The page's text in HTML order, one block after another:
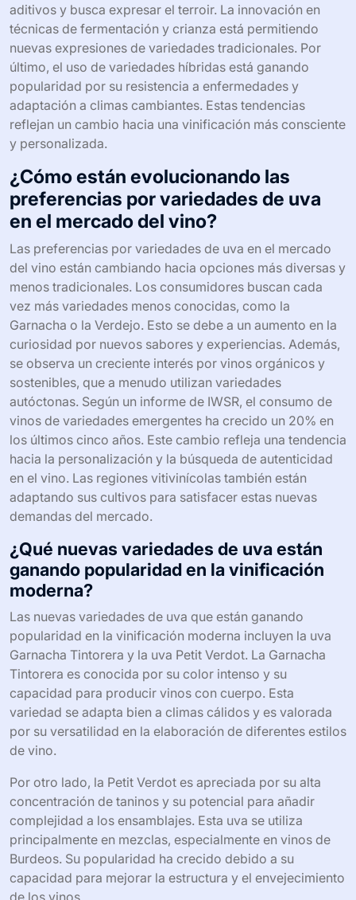
Las tendencias actuales en el uso de variedades de uva
en la vinificación incluyen la búsqueda de diversidad y
sostenibilidad. Los vinicultores están explorando
variedades autóctonas menos conocidas para resaltar
características regionales. Además, hay un aumento en
la producción de vinos orgánicos y biodinámicos, que
priorizan prácticas sostenibles. También se observa un
interés creciente en la vinificación natural, que evita
aditivos y busca expresar el terroir. La innovación en
técnicas de fermentación y crianza está permitiendo
nuevas expresiones de variedades tradicionales. Por
último, el uso de variedades híbridas está ganando
popularidad por su resistencia a enfermedades y
adaptación a climas cambiantes. Estas tendencias
reflejan un cambio hacia una vinificación más consciente
y personalizada.
¿Cómo están evolucionando las
preferencias por variedades de uva
en el mercado del vino?
Las preferencias por variedades de uva en el mercado
del vino están cambiando hacia opciones más diversas y
menos tradicionales. Los consumidores buscan cada
vez más variedades menos conocidas, como la
Garnacha o la Verdejo. Esto se debe a un aumento en la
curiosidad por nuevos sabores y experiencias. Además,
se observa un creciente interés por vinos orgánicos y
sostenibles, que a menudo utilizan variedades
autóctonas. Según un informe de IWSR, el consumo de
vinos de variedades emergentes ha crecido un 20% en
los últimos cinco años. Este cambio refleja una tendencia
hacia la personalización y la búsqueda de autenticidad
en el vino. Las regiones vitivinícolas también están
adaptando sus cultivos para satisfacer estas nuevas
demandas del mercado.
¿Qué nuevas variedades de uva están
ganando popularidad en la vinificación
moderna?
Las nuevas variedades de uva que están ganando
popularidad en la vinificación moderna incluyen la uva
Garnacha Tintorera y la uva Petit Verdot. La Garnacha
Tintorera es conocida por su color intenso y su
capacidad para producir vinos con cuerpo. Esta
variedad se adapta bien a climas cálidos y es valorada
por su versatilidad en la elaboración de diferentes estilos